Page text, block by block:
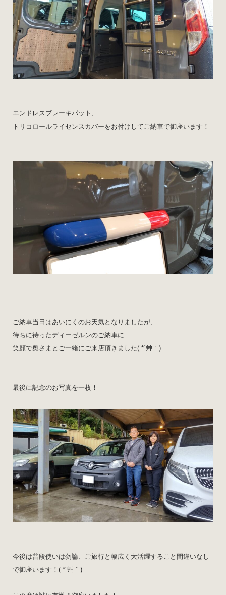
エンドレスブレーキパット、
トリコロールライセンスカバーをお付けしてご納車で御座います！
ご納車当日はあいにくのお天気となりましたが、
待ちに待ったディーゼルンのご納車に
笑顔で奥さまとご一緒にご来店頂きました( *´艸｀)
最後に記念のお写真を一枚！
今後は普段使いは勿論、ご旅行と幅広く大活躍すること間違いなし
で御座います！( *´艸｀)